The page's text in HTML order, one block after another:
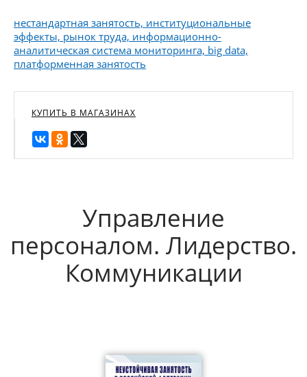
нестандартная занятость, институциональные
эффекты, рынок труда, информационно-
аналитическая система мониторинга, big data,
платформенная занятость
КУПИТЬ В МАГАЗИНАХ
Управление
персоналом. Лидерство.
Коммуникации